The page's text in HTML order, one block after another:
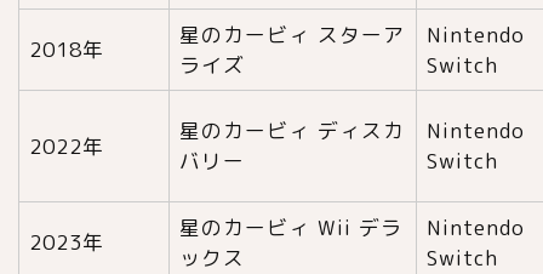
2018年
星のカービィ スターア
ライズ
Nintendo
Switch
2022年
星のカービィ ディスカ
バリー
Nintendo
Switch
2023年
星のカービィ Wii デラ
ックス
Nintendo
Switch